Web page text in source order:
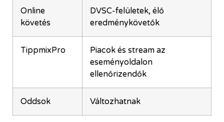
Online
követés
DVSC-felületek, élő
eredménykövetők
TippmixPro
Piacok és stream az
eseményoldalon
ellenőrizendők
Oddsok Változhatnak